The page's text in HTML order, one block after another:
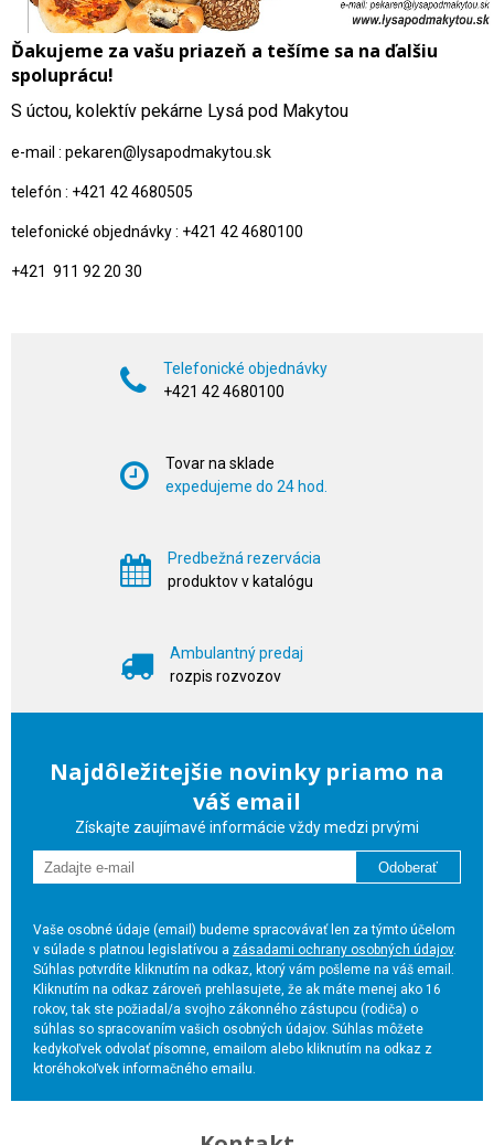
Ďakujeme za vašu priazeň a tešíme sa na ďalšiu
spoluprácu!
S úctou, kolektív pekárne Lysá pod Makytou
e-mail : pekaren@lysapodmakytou.sk
telefón : +421 42 4680505
telefonické objednávky : +421 42 4680100
+421 911 92 20 30
Telefonické objednávky
+421 42 4680100
Tovar na sklade
expedujeme do 24 hod.
Predbežná rezervácia
produktov v katalógu
Ambulantný predaj
rozpis rozvozov
Najdôležitejšie novinky priamo na
váš email
Získajte zaujímavé informácie vždy medzi prvými
Odoberať
Vaše osobné údaje (email) budeme spracovávať len za týmto účelom
v súlade s platnou legislatívou a zásadami ochrany osobných údajov.
Súhlas potvrdíte kliknutím na odkaz, ktorý vám pošleme na váš email.
Kliknutím na odkaz zároveň prehlasujete, že ak máte menej ako 16
rokov, tak ste požiadal/a svojho zákonného zástupcu (rodiča) o
súhlas so spracovaním vašich osobných údajov. Súhlas môžete
kedykoľvek odvolať písomne, emailom alebo kliknutím na odkaz z
ktoréhokoľvek informačného emailu.